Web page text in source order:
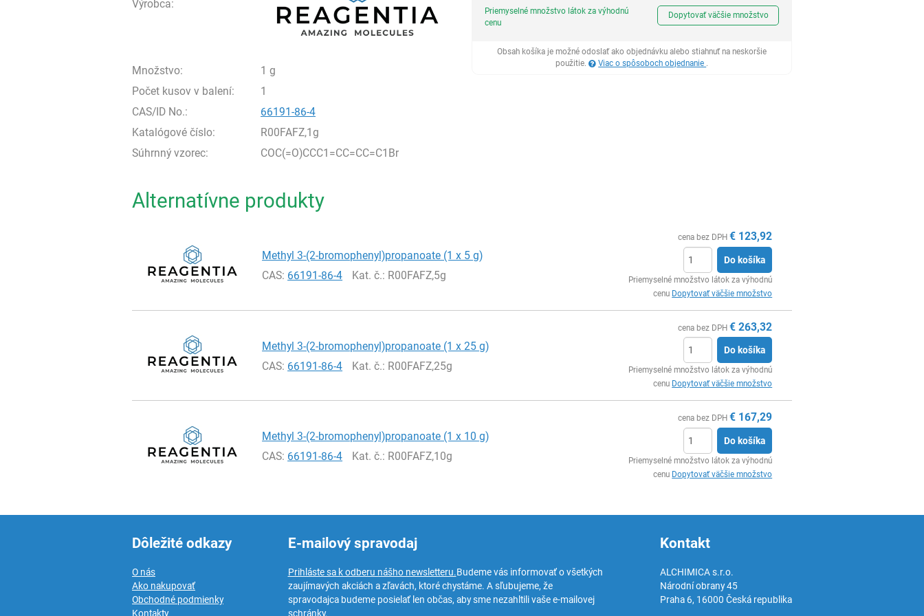
Výrobca:
Množstvo:
1 g
Počet kusov v balení:
1
CAS/ID No.:
66191-86-4
Katalógové číslo:
R00FAFZ,1g
Súhrnný vzorec:
COC(=O)CCC1=CC=CC=C1Br
Ks
Priemyselné množstvo látok za výhodnú
cenu
Dopytovať väčšie množstvo
Obsah košíka je možné odoslať ako objednávku alebo stiahnuť na neskoršie
použitie.
Viac o spôsoboch objednanie .
Alternatívne produkty
Methyl 3-(2-bromophenyl)propanoate (1 x 5 g)
CAS: 66191-86-4 Kat. č.: R00FAFZ,5g
cena bez DPH € 123,92
Do košíka
Priemyselné množstvo látok za výhodnú
cenu Dopytovať väčšie množstvo
Methyl 3-(2-bromophenyl)propanoate (1 x 25 g)
CAS: 66191-86-4 Kat. č.: R00FAFZ,25g
cena bez DPH € 263,32
Do košíka
Priemyselné množstvo látok za výhodnú
cenu Dopytovať väčšie množstvo
Methyl 3-(2-bromophenyl)propanoate (1 x 10 g)
CAS: 66191-86-4 Kat. č.: R00FAFZ,10g
cena bez DPH € 167,29
Do košíka
Priemyselné množstvo látok za výhodnú
cenu Dopytovať väčšie množstvo
Dôležité odkazy
O nás
Ako nakupovať
Obchodné podmienky
Kontakty
E-mailový spravodaj
Prihláste sa k odberu nášho newsletteru.Budeme vás informovať o všetkých
zaujímavých akciách a zľavách, ktoré chystáme. A sľubujeme, že
spravodajca budeme posielať len občas, aby sme nezahltili vaše e-mailovej
schránky.
Kontakt
ALCHIMICA s.r.o.
Národní obrany 45
Praha 6, 16000 Česká republika